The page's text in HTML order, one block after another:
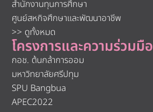
สำนักงานทุนการศึกษา
ศูนย์สหกิจศึกษาและพัฒนาอาชีพ
>> ดูทั้งหมด
โครงการและความร่วมมือ
กอช. ต้นกล้าการออม
มหาวิทยาลัยศรีปทุม
SPU Bangbua
APEC2022